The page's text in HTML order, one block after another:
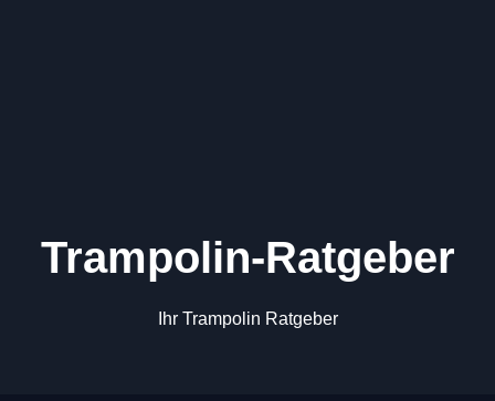
Trampolin-Ratgeber
Ihr Trampolin Ratgeber